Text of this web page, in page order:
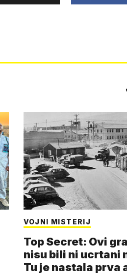
VOJNI MISTERIJ
Top Secret: Ovi
nisu bili ni ucrtani
Tu je nastala